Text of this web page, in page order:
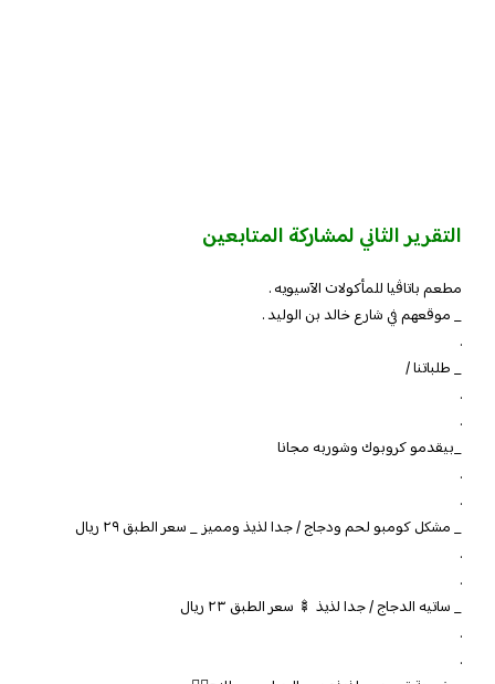
التقرير الثاني لمشاركة المتابعين
مطعم باتاڤيا للمأكولات الآسيويه .
_ موقعهم في شارع خالد بن الوليد .
.
_ طلباتنا /
.
.
_بيقدمو كروبوك وشوربه مجانا
.
.
_ مشكل كومبو لحم ودجاج / جدا لذيذ ومميز _ سعر الطبق ٢٩ ريال
.
.
_ ساتيه الدجاج / جدا لذيذ 🍢 سعر الطبق ٢٣ ريال
.
.